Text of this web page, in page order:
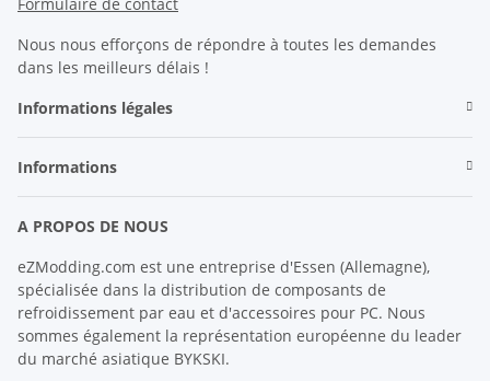
Nous nous efforçons de répondre à toutes les demandes
dans les meilleurs délais !
Informations légales
Informations
A PROPOS DE NOUS
eZModding.com est une entreprise d'Essen (Allemagne),
spécialisée dans la distribution de composants de
refroidissement par eau et d'accessoires pour PC. Nous
sommes également la représentation européenne du leader
du marché asiatique BYKSKI.